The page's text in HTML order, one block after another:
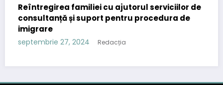
cu ajutorul serviciilor de
pentru procedura de
Redacția
Importanța